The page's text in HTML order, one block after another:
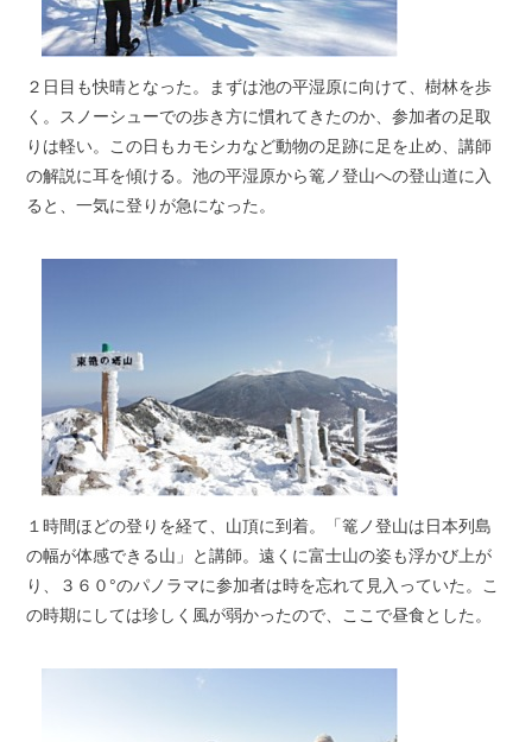
２日目も快晴となった。まずは池の平湿原に向けて、樹林を歩
く。スノーシューでの歩き方に慣れてきたのか、参加者の足取
りは軽い。この日もカモシカなど動物の足跡に足を止め、講師
の解説に耳を傾ける。池の平湿原から篭ノ登山への登山道に入
ると、一気に登りが急になった。
１時間ほどの登りを経て、山頂に到着。「篭ノ登山は日本列島
の幅が体感できる山」と講師。遠くに富士山の姿も浮かび上が
り、３６０°のパノラマに参加者は時を忘れて見入っていた。こ
の時期にしては珍しく風が弱かったので、ここで昼食とした。